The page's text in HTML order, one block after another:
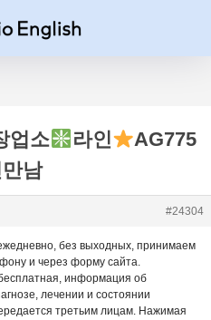
업소 라인
AG775
남
#24304
без выходных, принимаем
и через форму сайта.
информация об
лечении и состоянии
третьим лицам. Нажимая